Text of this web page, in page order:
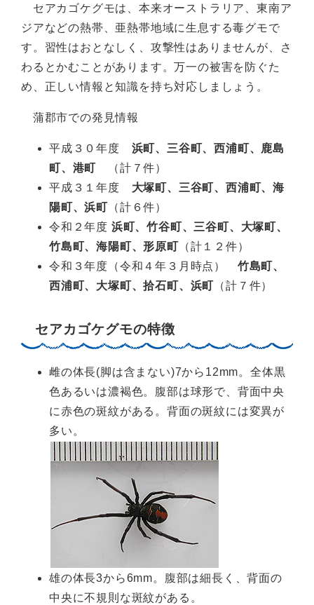
セアカゴケグモは、本来オーストラリア、東南ア
ジアなどの熱帯、亜熱帯地域に生息する毒グモで
す。習性はおとなしく、攻撃性はありませんが、さ
わるとかむことがあります。万一の被害を防ぐた
め、正しい情報と知識を持ち対応しましょう。
蒲郡市での発見情報
平成３０年度 浜町、三谷町、西浦町、鹿島
町、港町
（計７件）
平成３１年度 大塚町、三谷町、西浦町、海
陽町、浜町 （計６件）
令和２年度 浜町、竹谷町、三谷町、大塚町、
竹島町、海陽町、形原町 （計１２件）
令和３年度（令和４年３月時点） 竹島町、
西浦町、大塚町、拾石町、浜町 （計７件）
セアカゴケグモの特徴
雌の体長(脚は含まない)7から12mm。全体黒
色あるいは濃褐色。腹部は球形で、背面中央
に赤色の斑紋がある。背面の斑紋には変異が
多い。
雄の体長3から6mm。腹部は細長く、背面の
中央に不規則な斑紋がある。